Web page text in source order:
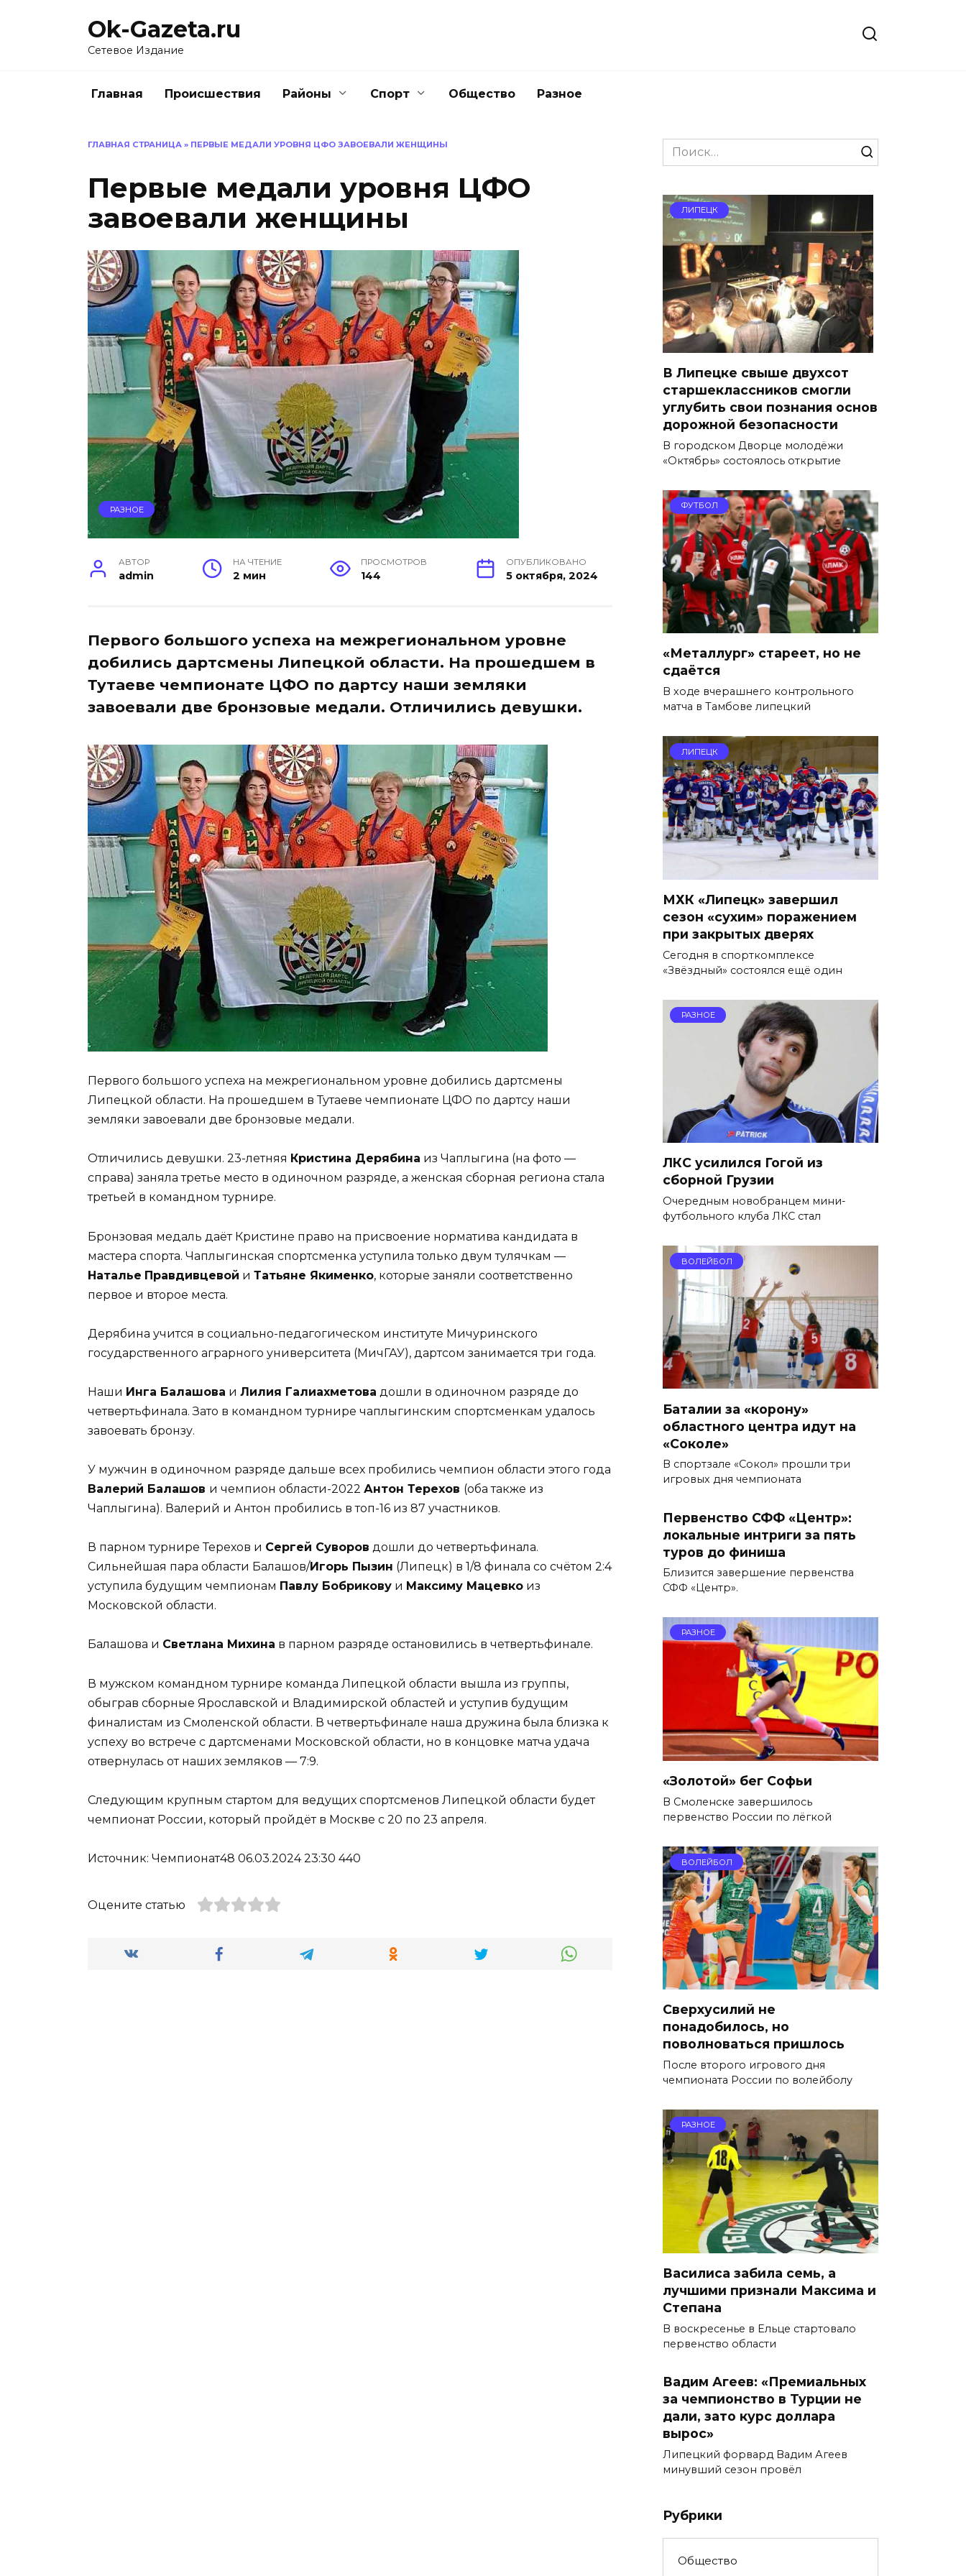
Ok-Gazeta.ru
Сетевое Издание
Главная Происшествия Районы Спорт Общество Разное
ГЛАВНАЯ СТРАНИЦА » ПЕРВЫЕ МЕДАЛИ УРОВНЯ ЦФО ЗАВОЕВАЛИ ЖЕНЩИНЫ
Первые медали уровня ЦФО
завоевали женщины
РАЗНОЕ
АВТОР
admin
НА ЧТЕНИЕ
2 мин
ПРОСМОТРОВ
144
ОПУБЛИКОВАНО
5 октября, 2024
Первого большого успеха на межрегиональном уровне
добились дартсмены Липецкой области. На прошедшем в
Тутаеве чемпионате ЦФО по дартсу наши земляки
завоевали две бронзовые медали. Отличились девушки.
Первого большого успеха на межрегиональном уровне добились дартсмены
Липецкой области. На прошедшем в Тутаеве чемпионате ЦФО по дартсу наши
земляки завоевали две бронзовые медали.
Отличились девушки. 23-летняя Кристина Дерябина из Чаплыгина (на фото —
справа) заняла третье место в одиночном разряде, а женская сборная региона стала
третьей в командном турнире.
Бронзовая медаль даёт Кристине право на присвоение норматива кандидата в
мастера спорта. Чаплыгинская спортсменка уступила только двум тулячкам —
Наталье Правдивцевой и Татьяне Якименко, которые заняли соответственно
первое и второе места.
Дерябина учится в социально-педагогическом институте Мичуринского
государственного аграрного университета (МичГАУ), дартсом занимается три года.
Наши Инга Балашова и Лилия Галиахметова дошли в одиночном разряде до
четвертьфинала. Зато в командном турнире чаплыгинским спортсменкам удалось
завоевать бронзу.
У мужчин в одиночном разряде дальше всех пробились чемпион области этого года
Валерий Балашов и чемпион области-2022 Антон Терехов (оба также из
Чаплыгина). Валерий и Антон пробились в топ-16 из 87 участников.
В парном турнире Терехов и Сергей Суворов дошли до четвертьфинала.
Сильнейшая пара области Балашов/Игорь Пызин (Липецк) в 1/8 финала со счётом 2:4
уступила будущим чемпионам Павлу Бобрикову и Максиму Мацевко из
Московской области.
Балашова и Светлана Михина в парном разряде остановились в четвертьфинале.
В мужском командном турнире команда Липецкой области вышла из группы,
обыграв сборные Ярославской и Владимирской областей и уступив будущим
финалистам из Смоленской области. В четвертьфинале наша дружина была близка к
успеху во встрече с дартсменами Московской области, но в концовке матча удача
отвернулась от наших земляков — 7:9.
Следующим крупным стартом для ведущих спортсменов Липецкой области будет
чемпионат России, который пройдёт в Москве с 20 по 23 апреля.
Источник: Чемпионат48 06.03.2024 23:30 440
Оцените статью
Search
for:
ЛИПЕЦК
В Липецке свыше двухсот
старшеклассников смогли
углубить свои познания основ
дорожной безопасности
В городском Дворце молодёжи
«Октябрь» состоялось открытие
ФУТБОЛ
«Металлург» стареет, но не
сдаётся
В ходе вчерашнего контрольного
матча в Тамбове липецкий
ЛИПЕЦК
МХК «Липецк» завершил
сезон «сухим» поражением
при закрытых дверях
Сегодня в спорткомплексе
«Звёздный» состоялся ещё один
РАЗНОЕ
ЛКС усилился Гогой из
сборной Грузии
Очередным новобранцем мини-
футбольного клуба ЛКС стал
ВОЛЕЙБОЛ
Баталии за «корону»
областного центра идут на
«Соколе»
В спортзале «Сокол» прошли три
игровых дня чемпионата
Первенство СФФ «Центр»:
локальные интриги за пять
туров до финиша
Близится завершение первенства
СФФ «Центр».
РАЗНОЕ
«Золотой» бег Софьи
В Смоленске завершилось
первенство России по лёгкой
ВОЛЕЙБОЛ
Сверхусилий не
понадобилось, но
поволноваться пришлось
После второго игрового дня
чемпионата России по волейболу
РАЗНОЕ
Василиса забила семь, а
лучшими признали Максима и
Степана
В воскресенье в Ельце стартовало
первенство области
Вадим Агеев: «Премиальных
за чемпионство в Турции не
дали, зато курс доллара
вырос»
Липецкий форвард Вадим Агеев
минувший сезон провёл
Рубрики
Общество